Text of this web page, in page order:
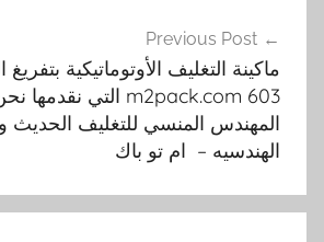
Previous
الأوتوماتيكية بتفريغ الهواء موديل
m2pack.com 603 التي نقدمها نحن شركة
المنسي للتغليف الحديث و الصناعات
– ام تو باك